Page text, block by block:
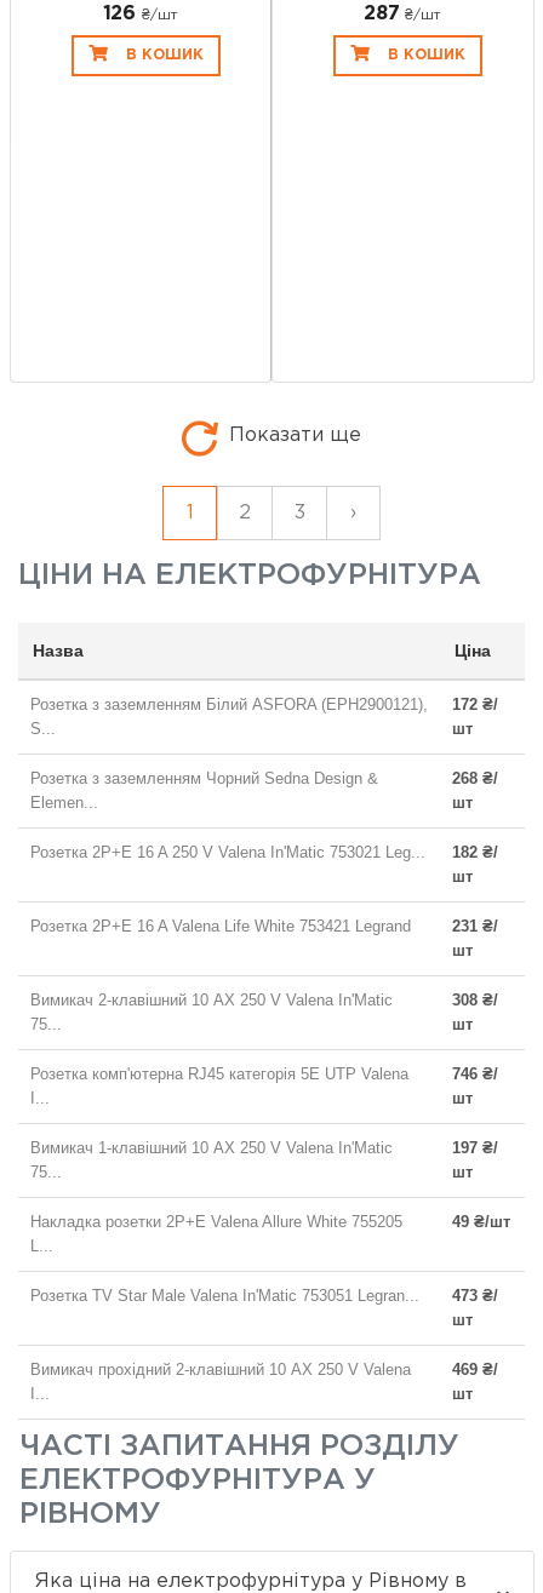
126 ₴/шт
В КОШИК
287 ₴/шт
В КОШИК
Показати ще
2 3 ›
ЦІНИ НА ЕЛЕКТРОФУРНІТУРА
Назва Ціна
Розетка з заземленням Білий ASFORA (EPH2900121),
S...
172 ₴/
шт
Розетка з заземленням Чорний Sedna Design &
Elemen...
268 ₴/
шт
Розетка 2P+E 16 A 250 V Valena In'Matic 753021 Leg...
182 ₴/
шт
Розетка 2P+E 16 A Valena Life White 753421 Legrand
231 ₴/
шт
Вимикач 2-клавішний 10 AX 250 V Valena In'Matic
75...
308 ₴/
шт
Розетка комп'ютерна RJ45 категорія 5E UTP Valena
I...
746 ₴/
шт
Вимикач 1-клавішний 10 AX 250 V Valena In'Matic
75...
197 ₴/
шт
Накладка розетки 2P+E Valena Allure White 755205
L...
49 ₴/шт
Розетка TV Star Male Valena In'Matic 753051 Legran...
473 ₴/
шт
Вимикач прохідний 2-клавішний 10 AX 250 V Valena
I...
469 ₴/
шт
ЧАСТІ ЗАПИТАННЯ РОЗДІЛУ
ЕЛЕКТРОФУРНІТУРА У
РІВНОМУ
Яка ціна на електрофурнітура у Рівному в